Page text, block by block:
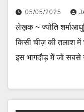
05/05/2025
लेख़क ~ ज्योति
किसी चीज़ की तलाश
इस भागदौड़ में जो